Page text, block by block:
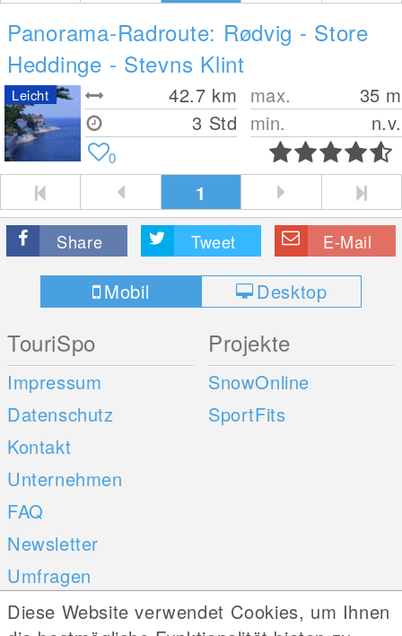
Panorama-Radroute: Rødvig - Store
Heddinge - Stevns Klint
42.7 km
3 Std
max. 35 m
min.
n.v.
Leicht
0
1
Share Tweet E-Mail
Mobil Desktop
TouriSpo
Impressum
Datenschutz
Kontakt
Unternehmen
FAQ
Newsletter
Umfragen
Projekte
SnowOnline
SportFits
Mobile Apps Social Web
Diese Website verwendet Cookies, um Ihnen